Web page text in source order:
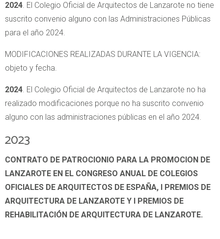
2024. El Colegio Oficial de Arquitectos de Lanzarote no tiene
suscrito convenio alguno con las Administraciones Públicas
para el año 2024.
MODIFICACIONES REALIZADAS DURANTE LA VIGENCIA:
objeto y fecha.
2024. El Colegio Oficial de Arquitectos de Lanzarote no ha
realizado modificaciones porque no ha suscrito convenio
alguno con las administraciones públicas en el año 2024.
2023
CONTRATO DE PATROCIONIO PARA LA PROMOCION DE
LANZAROTE EN EL CONGRESO ANUAL DE COLEGIOS
OFICIALES DE ARQUITECTOS DE ESPAÑA, I PREMIOS DE
ARQUITECTURA DE LANZAROTE Y I PREMIOS DE
REHABILITACIÓN DE ARQUITECTURA DE LANZAROTE.